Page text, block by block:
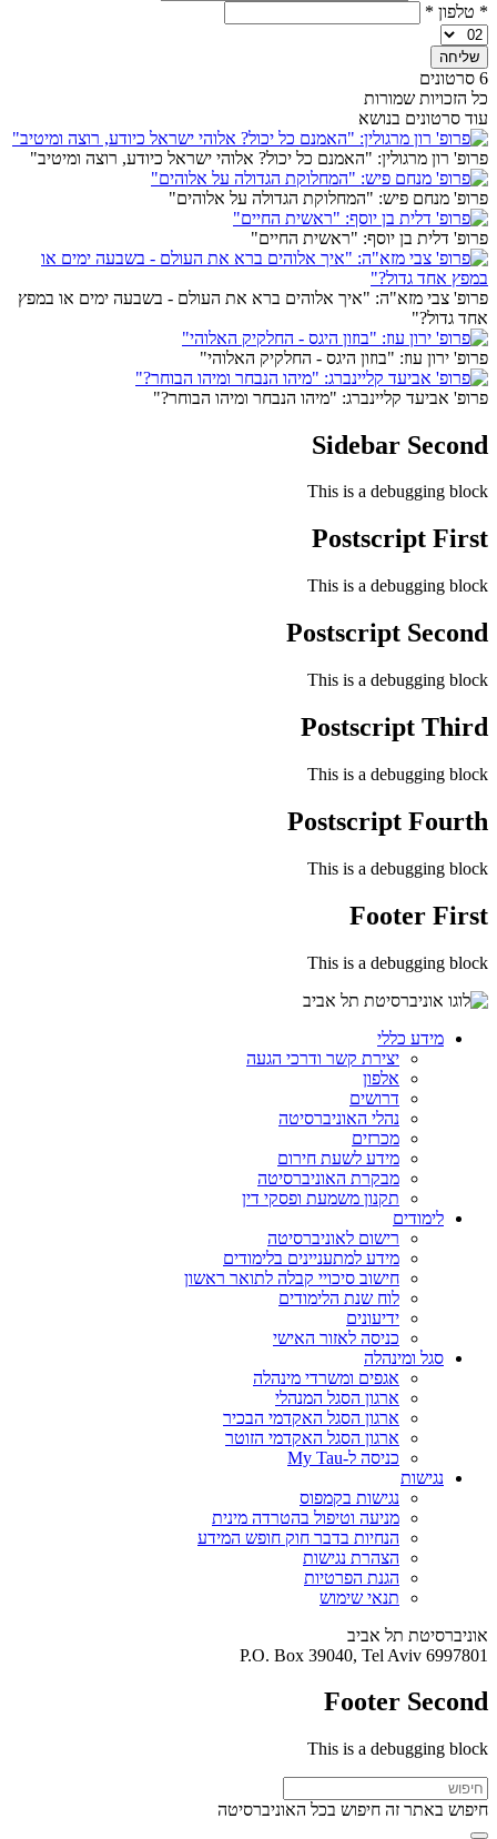
* טלפון *
6 סרטונים
כל הזכויות שמורות
עוד סרטונים בנושא
פרופ' רון מרגולין: "האמנם כל יכול? אלוהי ישראל כיודע, רוצה ומיטיב"
פרופ' מנחם פיש: "המחלוקת הגדולה על אלוהים"
פרופ' דלית בן יוסף: "ראשית החיים"
פרופ' צבי מזא"ה: "איך אלוהים ברא את העולם - בשבעה ימים או במפץ
אחד גדול?"
פרופ' ירון עוז: "בוזון היגס - החלקיק האלוהי"
פרופ' אביעד קליינברג: "מיהו הנבחר ומיהו הבוחר?"
Sidebar Second
This is a debugging block
Postscript First
This is a debugging block
Postscript Second
This is a debugging block
Postscript Third
This is a debugging block
Postscript Fourth
This is a debugging block
Footer First
This is a debugging block
מידע כללי
יצירת קשר ודרכי הגעה
אלפון
דרושים
נהלי האוניברסיטה
מכרזים
מידע לשעת חירום
מבקרת האוניברסיטה
תקנון משמעת ופסקי דין
לימודים
רישום לאוניברסיטה
מידע למתעניינים בלימודים
חישוב סיכויי קבלה לתואר ראשון
לוח שנת הלימודים
ידיעונים
כניסה לאזור האישי
סגל ומינהלה
אגפים ומשרדי מינהלה
ארגון הסגל המנהלי
ארגון הסגל האקדמי הבכיר
ארגון הסגל האקדמי הזוטר
כניסה ל-My Tau
נגישות
נגישות בקמפוס
מניעה וטיפול בהטרדה מינית
הנחיות בדבר חוק חופש המידע
הצהרת נגישות
הגנת הפרטיות
תנאי שימוש
אוניברסיטת תל אביב
P.O. Box 39040, Tel Aviv 6997801
Footer Second
This is a debugging block
חיפוש באתר זה חיפוש בכל האוניברסיטה